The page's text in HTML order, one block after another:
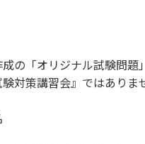
「オリジナル試験問題
習会』ではありません